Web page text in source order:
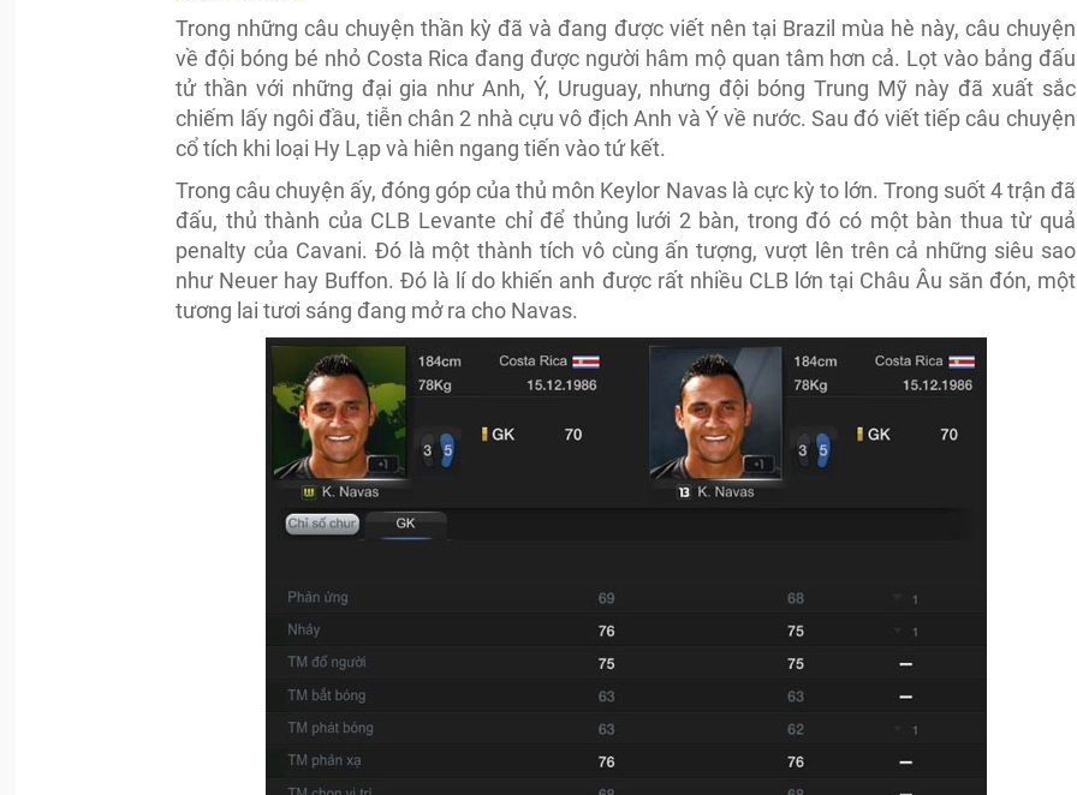
Trong những câu chuyện thần kỳ đã và đang được viết nên tại Brazil mùa hè này, câu chuyện
về đội bóng bé nhỏ Costa Rica đang được người hâm mộ quan tâm hơn cả. Lọt vào bảng đấu
tử thần với những đại gia như Anh, Ý, Uruguay, nhưng đội bóng Trung Mỹ này đã xuất sắc
chiếm lấy ngôi đầu, tiễn chân 2 nhà cựu vô địch Anh và Ý về nước. Sau đó viết tiếp câu chuyện
cổ tích khi loại Hy Lạp và hiên ngang tiến vào tứ kết.
Trong câu chuyện ấy, đóng góp của thủ môn Keylor Navas là cực kỳ to lớn. Trong suốt 4 trận đã
đấu, thủ thành của CLB Levante chỉ để thủng lưới 2 bàn, trong đó có một bàn thua từ quả
penalty của Cavani. Đó là một thành tích vô cùng ấn tượng, vượt lên trên cả những siêu sao
như Neuer hay Buffon. Đó là lí do khiến anh được rất nhiều CLB lớn tại Châu Âu săn đón, một
tương lai tươi sáng đang mở ra cho Navas.